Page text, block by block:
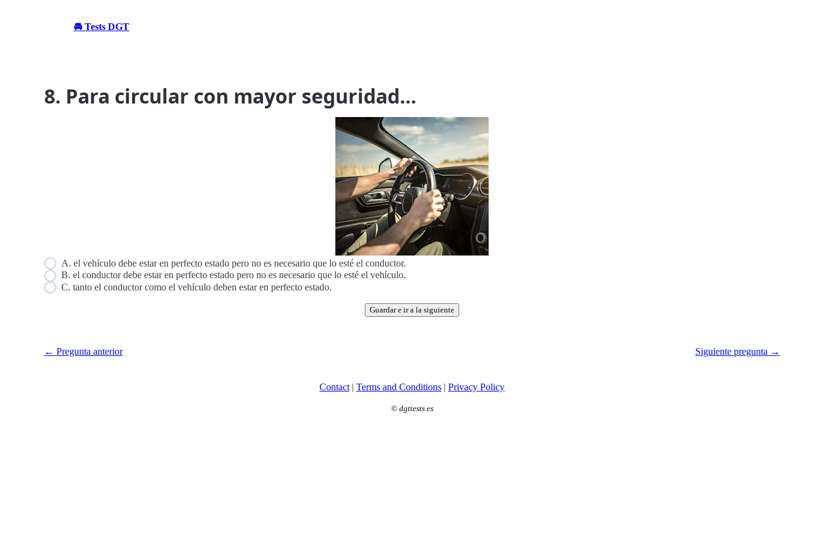
🚘 Tests DGT
8. Para circular con mayor seguridad...
A. el vehículo debe estar en perfecto estado pero no es necesario que lo esté el conductor.
B. el conductor debe estar en perfecto estado pero no es necesario que lo esté el vehículo.
C. tanto el conductor como el vehículo deben estar en perfecto estado.
Guardar e ir a la siguiente
← Pregunta anterior Siguiente pregunta →
Contact | Terms and Conditions | Privacy Policy
© dgttests.es